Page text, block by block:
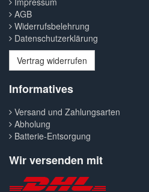
AGB
Widerrufsbelehrung
Datenschutzerklärung
Vertrag widerrufen
Informatives
Versand und Zahlungsarten
Abholung
Batterie-Entsorgung
Wir versenden mit